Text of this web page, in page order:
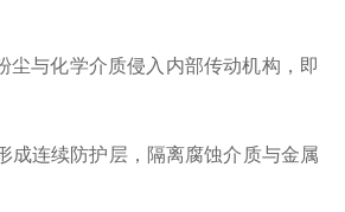
尘与化学介质侵入内部传动机构，即
成连续防护层，隔离腐蚀介质与金属